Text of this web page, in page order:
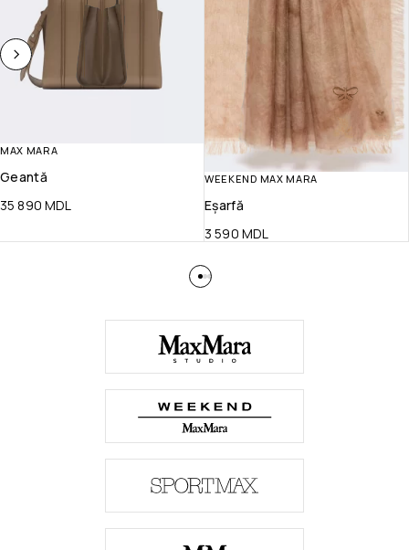
MAX MARA
Geantă
35 890 MDL
WEEKEND MAX MARA
Eșarfă
3 590 MDL